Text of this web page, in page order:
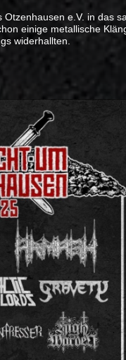
e.V. in das
einige metallische
widerhallten.